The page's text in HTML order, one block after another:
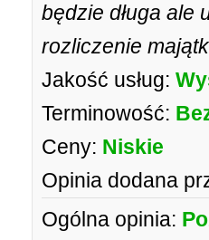
będzie długa ale
rozliczenie
Jakość usług:
Terminowość:
Ceny: Niskie
Opinia dodana
Ogólna opinia: